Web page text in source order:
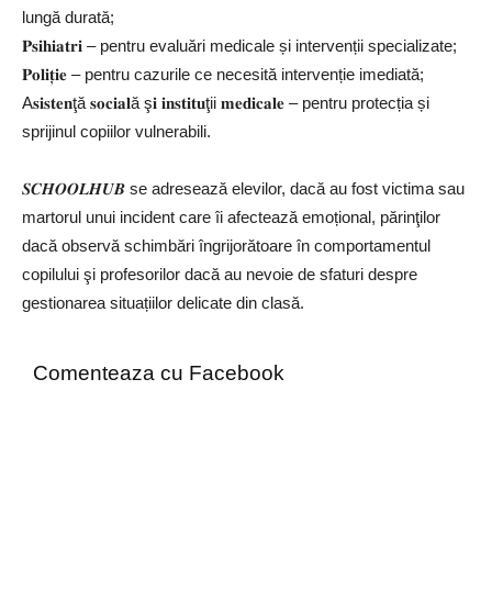
lungă durată;
𝐏𝐬𝐢𝐡𝐢𝐚𝐭𝐫𝐢 – pentru evaluări medicale și intervenții specializate;
𝐏𝐨𝐥𝐢𝐭̦𝐢𝐞 – pentru cazurile ce necesită intervenție imediată;
A𝐬𝐢𝐬𝐭𝐞𝐧ţă 𝐬𝐨𝐜𝐢𝐚𝐥ă ş𝐢 𝐢𝐧𝐬𝐭𝐢𝐭𝐮ţii 𝐦𝐞𝐝𝐢𝐜𝐚𝐥𝐞 – pentru protecția și
sprijinul copiilor vulnerabili.
𝑺𝑪𝑯𝑶𝑶𝑳𝑯𝑼𝑩 se adresează elevilor, dacă au fost victima sau
martorul unui incident care îi afectează emoțional, părinţilor
dacă observă schimbări îngrijorătoare în comportamentul
copilului şi profesorilor dacă au nevoie de sfaturi despre
gestionarea situațiilor delicate din clasă.
Comenteaza cu Facebook